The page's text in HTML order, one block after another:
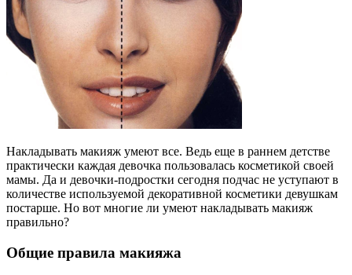
Накладывать макияж умеют все. Ведь еще в раннем детстве
практически каждая девочка пользовалась косметикой своей
мамы. Да и девочки-подростки сегодня подчас не уступают в
количестве используемой декоративной косметики девушкам
постарше. Но вот многие ли умеют накладывать макияж
правильно?
Общие правила макияжа